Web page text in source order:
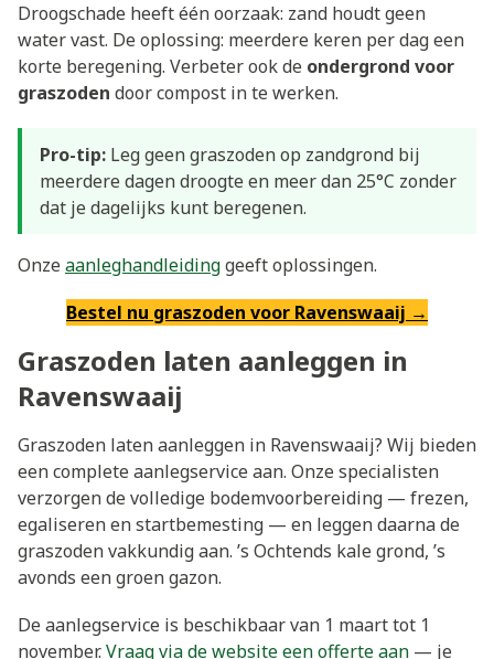
Droogschade heeft één oorzaak: zand houdt geen
water vast. De oplossing: meerdere keren per dag een
korte beregening. Verbeter ook de ondergrond voor
graszoden door compost in te werken.
Pro-tip: Leg geen graszoden op zandgrond bij
meerdere dagen droogte en meer dan 25°C zonder
dat je dagelijks kunt beregenen.
Onzeaanleghandleidinggeeft oplossingen.
Bestel nu graszoden voor Ravenswaaij →
Graszoden laten aanleggen in
Ravenswaaij
Graszoden laten aanleggen in Ravenswaaij? Wij bieden
een complete aanlegservice aan. Onze specialisten
verzorgen de volledige bodemvoorbereiding — frezen,
egaliseren en startbemesting — en leggen daarna de
graszoden vakkundig aan. ’s Ochtends kale grond, ’s
avonds een groen gazon.
De aanlegservice is beschikbaar van 1 maart tot 1
november.Vraag via de website een offerte aan — je